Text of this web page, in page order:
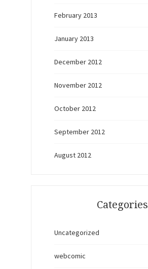
February 2013
January 2013
December 2012
November 2012
October 2012
September 2012
August 2012
Categories
Uncategorized
webcomic